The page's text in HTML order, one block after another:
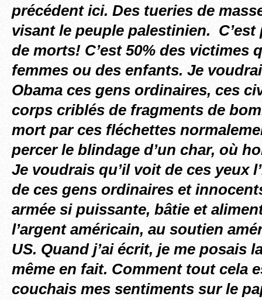
précédent ici. Des tueries de
visant le peuple palestinien. C’est
de morts! C’est 50% des victimes
femmes ou des enfants. Je
Obama ces gens ordinaires, ces
corps criblés de fragments de
mort par ces fléchettes
percer le blindage d’un char, où
Je voudrais qu’il voit de ces yeux
de ces gens ordinaires et
armée si puissante, bâtie et
l’argent américain, au soutien
US. Quand j’ai écrit, je me posais
même en fait. Comment tout cela
couchais mes sentiments sur le